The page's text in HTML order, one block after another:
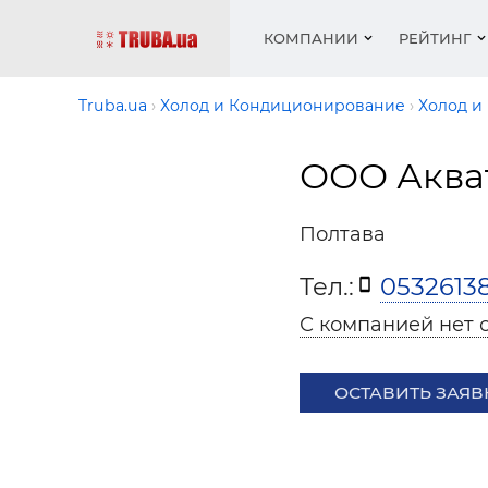
КОМПАНИИ
Котлы
РЕЙТИНГ
Работа
Разное
Холод,
Котлы
Монтаж
Акции
Фото
Truba.ua Холод и Кондиционирование Холод и
ООО
Полтава
Тел.:
С компанией нет
ОСТАВИТЬ